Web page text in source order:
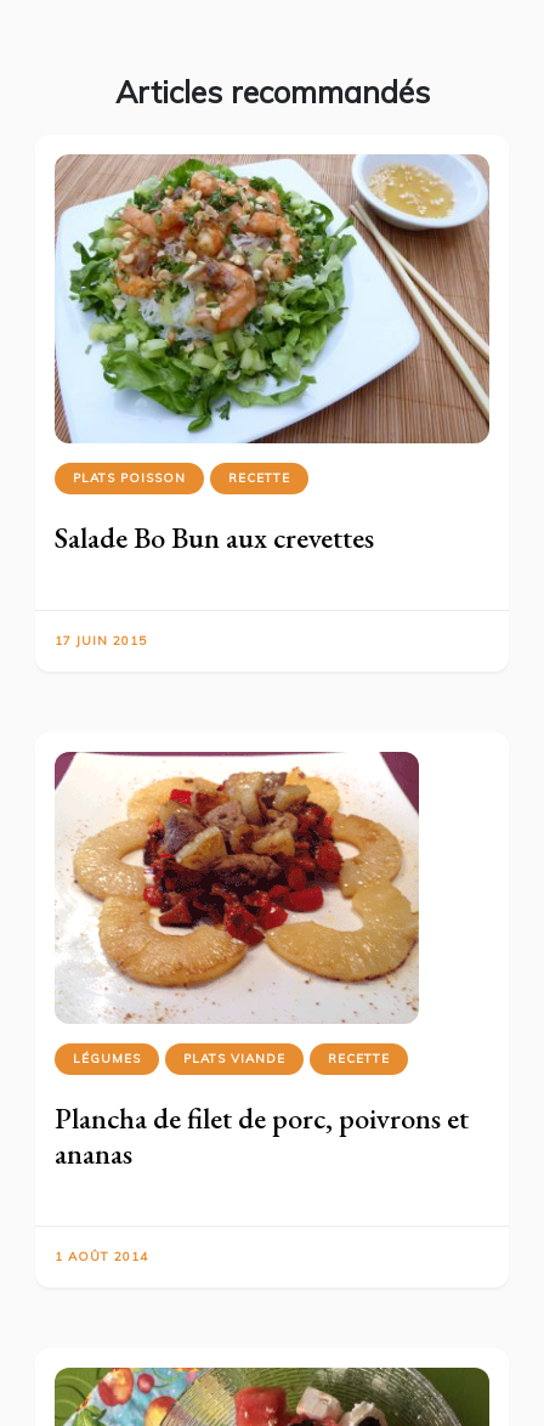
Articles recommandés
PLATS POISSON RECETTE
Salade Bo Bun aux crevettes
17 JUIN 2015
LÉGUMES PLATS VIANDE RECETTE
Plancha de filet de porc, poivrons et
ananas
1 AOÛT 2014